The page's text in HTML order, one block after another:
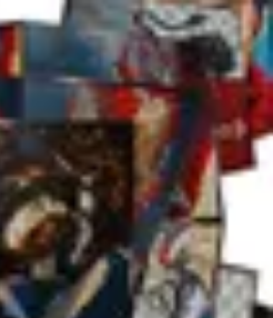
Tutorial Decorazioni Rinnovamento